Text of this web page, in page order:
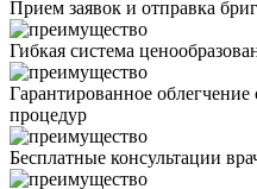
Прием заявок и отправка
Гибкая система
Гарантированное облегчение
процедур
Бесплатные консультации